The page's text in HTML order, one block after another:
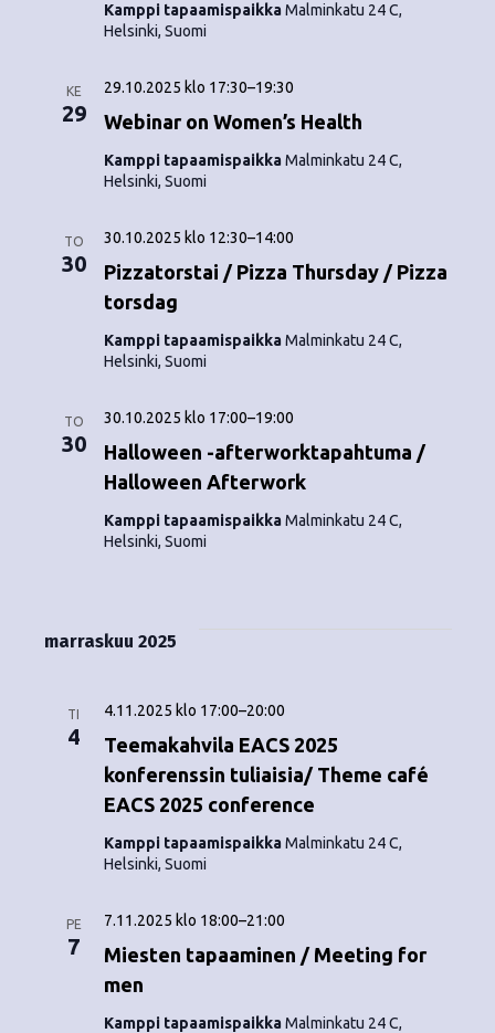
Kamppi tapaamispaikkaMalminkatu 24 C,
Helsinki, Suomi
KE
29 Webinar on Women’s Health
29.10.2025 klo 17:30–19:30
Kamppi tapaamispaikkaMalminkatu 24 C,
Helsinki, Suomi
TO
30
Pizzatorstai / Pizza Thursday / Pizza
torsdag
30.10.2025 klo 12:30–14:00
Kamppi tapaamispaikkaMalminkatu 24 C,
Helsinki, Suomi
TO
30
Halloween -afterworktapahtuma /
Halloween Afterwork
30.10.2025 klo 17:00–19:00
Kamppi tapaamispaikkaMalminkatu 24 C,
Helsinki, Suomi
marraskuu 2025
TI
4
Teemakahvila EACS 2025
konferenssin tuliaisia/ Theme café
EACS 2025 conference
4.11.2025 klo 17:00–20:00
Kamppi tapaamispaikkaMalminkatu 24 C,
Helsinki, Suomi
PE
7
Miesten tapaaminen / Meeting for
men
7.11.2025 klo 18:00–21:00
Kamppi tapaamispaikkaMalminkatu 24 C,